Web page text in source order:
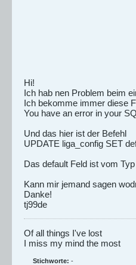
Hi!
Ich hab nen Problem beim
Ich bekomme immer diese
You have an error in your
Und das hier ist der Befehl
UPDATE liga_config SET
Das default Feld ist vom
Kann mir jemand sagen
Danke!
tj99de
Of all things I've lost
I miss my mind the most
Stichworte: -